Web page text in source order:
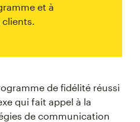
et à
de fidélité réussi
qui fait appel à la
de communication